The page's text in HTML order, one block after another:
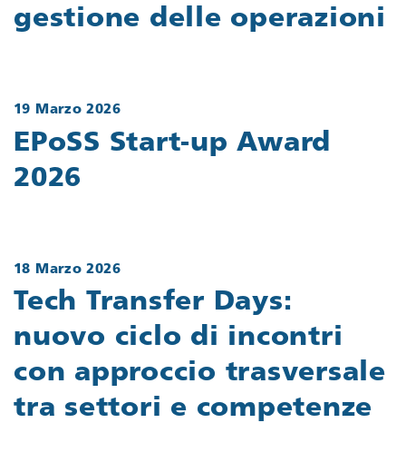
gestione delle operazioni
19 Marzo 2026
EPoSS Start-up Award
2026
18 Marzo 2026
Tech Transfer Days:
nuovo ciclo di incontri
con approccio trasversale
tra settori e competenze